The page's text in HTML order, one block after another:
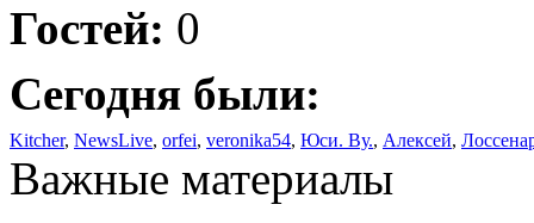
Гостей: 0
Сегодня были:
Kitcher, NewsLive, orfei, veronika54, Юси. Ву., Алексей,
Важные материалы